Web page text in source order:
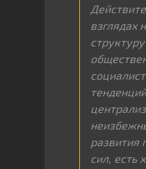
взглядах
развития
сил, есть